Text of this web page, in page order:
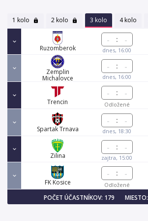
1 kolo 2 kolo 3 kolo 4 kolo
Ruzomberok
:
dnes, 16:00
Zemplin
Michalovce
:
dnes, 16:00
Trencin
:
Odložené
Spartak Trnava
:
dnes, 18:30
Zilina
:
zajtra, 15:00
FK Kosice
:
Odložené
POČET ÚČASTNÍKOV: 179
MIESTO: